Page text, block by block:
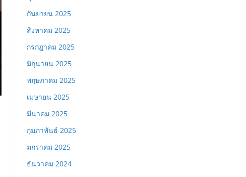
กันยายน 2025
สิงหาคม 2025
กรกฎาคม 2025
มิถุนายน 2025
พฤษภาคม 2025
เมษายน 2025
มีนาคม 2025
กุมภาพันธ์ 2025
มกราคม 2025
ธันวาคม 2024